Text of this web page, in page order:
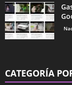
CATEGORÍA